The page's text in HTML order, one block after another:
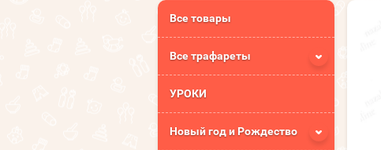
Все товары
Все трафареты
УРОКИ
Новый год и Рождество